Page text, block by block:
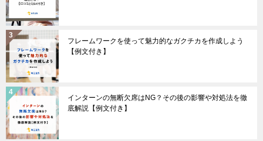
フレームワークを使って魅力的なガクチカを作成しよう
【例文付き】
インターンの無断欠席はNG？その後の影響や対処法を徹
底解説【例文付き】